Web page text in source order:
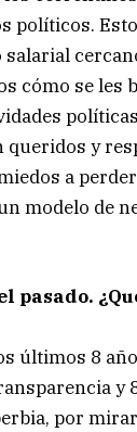
políticos.
cómo se les
y
a
modelo de
últimos 8
y
por